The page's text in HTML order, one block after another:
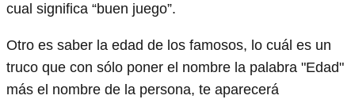
cual significa “buen juego”.
Otro es saber la edad de los famosos, lo cuál es un
truco que con sólo poner el nombre la palabra "Edad"
más el nombre de la persona, te aparecerá